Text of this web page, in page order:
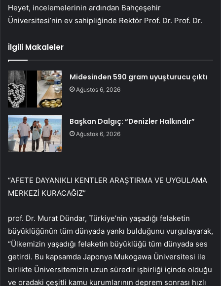
Heyet, incelemelerinin ardından Bahçeşehir
Üniversitesi’nin ev sahipliğinde Rektör Prof. Dr. Prof. Dr.
İlgili Makaleler
Midesinden 590 gram uyuşturucu çıktı
Ağustos 6, 2026
Başkan Dalgıç: “Denizler Halkındır”
Ağustos 6, 2026
“AFETE DAYANIKLI KENTLER ARAŞTIRMA VE UYGULAMA
MERKEZİ KURACAĞIZ”
prof. Dr. Murat Dündar, Türkiye’nin yaşadığı felaketin
büyüklüğünün tüm dünyada yankı bulduğunu vurgulayarak,
“Ülkemizin yaşadığı felaketin büyüklüğü tüm dünyada ses
getirdi. Bu kapsamda Japonya Mukogawa Üniversitesi ile
birlikte Üniversitemizin uzun süredir işbirliği içinde olduğu
ve oradaki çeşitli kamu kurumlarının deprem sonrası hızlı